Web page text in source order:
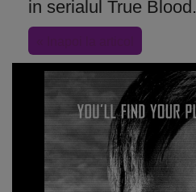
in serialul True Blood.